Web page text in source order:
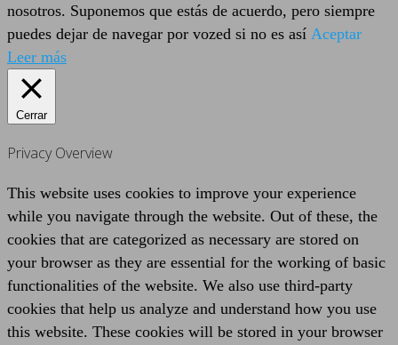
nosotros. Suponemos que estás de acuerdo, pero siempre
puedes dejar de navegar por vozed si no es así Aceptar
Leer más
Cerrar
Privacy Overview
This website uses cookies to improve your experience
while you navigate through the website. Out of these, the
cookies that are categorized as necessary are stored on
your browser as they are essential for the working of basic
functionalities of the website. We also use third-party
cookies that help us analyze and understand how you use
this website. These cookies will be stored in your browser